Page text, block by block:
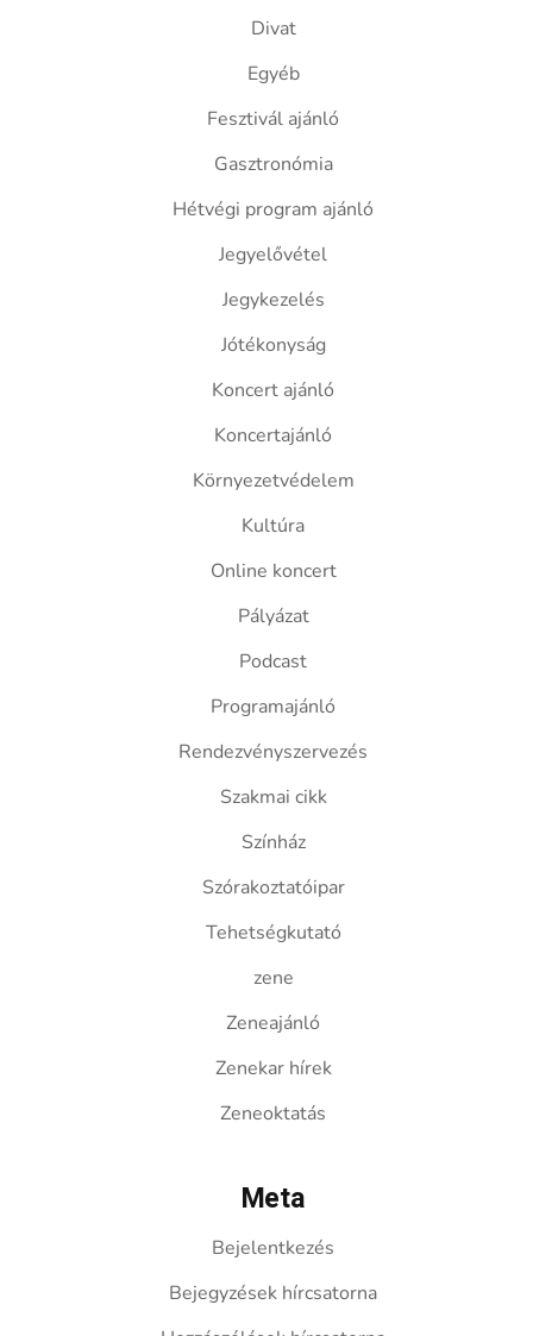
Divat
Egyéb
Fesztivál ajánló
Gasztronómia
Hétvégi program ajánló
Jegyelővétel
Jegykezelés
Jótékonyság
Koncert ajánló
Koncertajánló
Környezetvédelem
Kultúra
Online koncert
Pályázat
Podcast
Programajánló
Rendezvényszervezés
Szakmai cikk
Színház
Szórakoztatóipar
Tehetségkutató
zene
Zeneajánló
Zenekar hírek
Zeneoktatás
Meta
Bejelentkezés
Bejegyzések hírcsatorna